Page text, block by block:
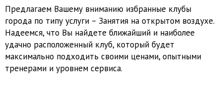
Предлагаем Вашему вниманию избранные клубы
города по типу услуги – Занятия на открытом воздухе.
Надеемся, что Вы найдете ближайший и наиболее
удачно расположенный клуб, который будет
максимально подходить своими ценами, опытными
тренерами и уровнем сервиса.